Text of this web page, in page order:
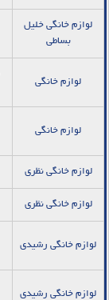
لوازم خانگی خلیل
بساطی
لوازم خانگی
لوازم خانگی
لوازم خانگی نظری
لوازم خانگی نظری
لوازم خانگی رشیدی
لوازم خانگی رشیدی